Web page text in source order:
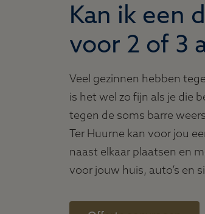
Kan ik een
voor 2 of 3
Veel gezinnen hebben
is het wel zo fijn als je die
tegen de soms barre
Ter Huurne kan voor jou
naast elkaar plaatsen en
voor jouw huis, auto’s en